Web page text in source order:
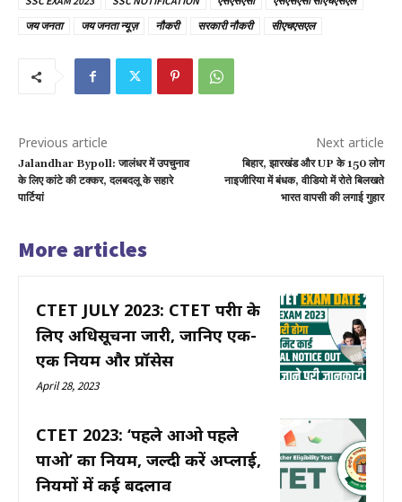
जय जनता
जय जनता न्यूज़ नौकरी सरकारी नौकरी सीएचएसएल
Previous article
Jalandhar Bypoll: जालंधर में उपचुनाव
के लिए कांटे की टक्कर, दलबदलू के सहारे
पार्टियां
Next article
बिहार, झारखंड और UP के 150 लोग
नाइजीरिया में बंधक, वीडियो में रोते बिलखते
भारत वापसी की लगाई गुहार
More articles
CTET JULY 2023: CTET परीक्षा के
लिए अधिसूचना जारी, जानिए एक-
एक नियम और प्रॉसेस
April 28, 2023
CTET 2023: ‘पहले आओ पहले
पाओ’ का नियम, जल्दी करें अप्लाई,
नियमों में कई बदलाव